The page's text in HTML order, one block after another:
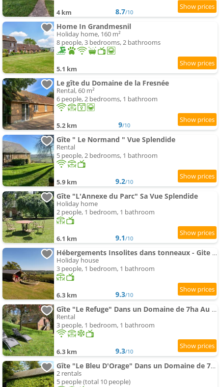
4 km 8.7/10
Home In Grandmesnil
Holiday home, 160 m²
8 people, 3 bedrooms, 2 bathrooms
5.1 km
Le gîte du Domaine de la Fresnée
Rental, 60 m²
6 people, 2 bedrooms, 1 bathroom
5.2 km 9/10
Gîte " Le Normand " Vue Splendide
Rental
5 people, 2 bedrooms, 1 bathroom
5.9 km 9.2/10
Gîte "L'Annexe du Parc" Sa Vue Splendide
Holiday home
2 people, 1 bedroom, 1 bathroom
6.1 km 9.1/10
Hébergements Insolites dans tonneaux - Gite Le Coup de Foudre
Holiday house
3 people, 1 bedroom, 1 bathroom
6.3 km 9.3/10
Gîte "Le Refuge" Dans un Domaine de 7ha Au Calme
Rental
3 people, 1 bedroom, 1 bathroom
6.3 km 9.3/10
Gîte "Le Bleu D'Orage" Dans un Domaine de 7ha Au Calme
2 rentals
5 people (total 10 people)